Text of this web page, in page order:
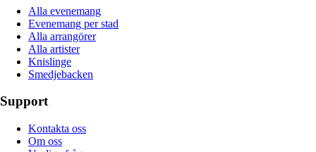
Alla evenemang
Evenemang per stad
Alla arrangörer
Alla artister
Knislinge
Smedjebacken
Support
Kontakta oss
Om oss